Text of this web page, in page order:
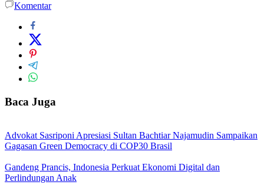
Komentar
Baca Juga
Advokat Sasriponi Apresiasi Sultan Bachtiar Najamudin Sampaikan
Gagasan Green Democracy di COP30 Brasil
Gandeng Prancis, Indonesia Perkuat Ekonomi Digital dan
Perlindungan Anak